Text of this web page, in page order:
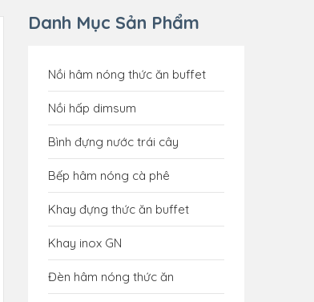
Danh Mục Sản Phẩm
Nồi hâm nóng thức ăn buffet
Nồi hấp dimsum
Bình đựng nước trái cây
Bếp hâm nóng cà phê
Khay đựng thức ăn buffet
Khay inox GN
Đèn hâm nóng thức ăn